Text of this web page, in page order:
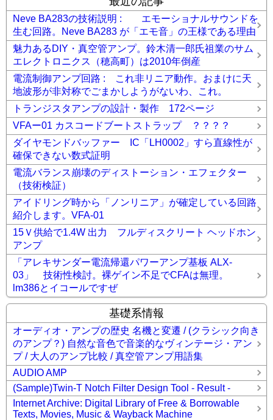
Neve BA283の技術説明 : エモーショナルサウンドを
生む回路。Neve BA283 が「エモ音」の王様である理由
魅力あるDIY・真空管アンプ。鈴木清一郎氏祖業のサム
エレクトロニクス（穂高町）は2010年倒産
電流制御アンプ回路 : これ非リニア動作。おまけに天
地波形が非対称でごまかしようがないわ、これ。
トランジスタアンプの設計・製作 172ページ
VFAー01 カスコードブートストラップ ？？？？
ダイヤモンドバッファー IC「LH0002」すら直線性が
確保できない数式証明
電流バランス崩壊のディストーション・エフェクター
（技術検証）
アイドリング時から「ノンリニア」が確定している回路
紹介します。VFA-01
15Ｖ供給で1.4W 出力 フルディスクリート ヘッドホン
アンプ
「アレキサンダー電流帰還パワーアンプ基板 ALX-
03」 技術性検討。裸ゲイン不足でCFAは無理。
lm386とイコールですぜ
基礎系情報
オーディオ・アンプの歴史 名機と変遷 / (クラシック向き
のアンプ？) 自然な音色で音楽的なヴィンテージ・アン
プ / 大人のアンプ比較 / 真空管アンプ用語集
AUDIO AMP
(Sample)Twin-T Notch Filter Design Tool - Result -
Internet Archive: Digital Library of Free & Borrowable
Texts, Movies, Music & Wayback Machine